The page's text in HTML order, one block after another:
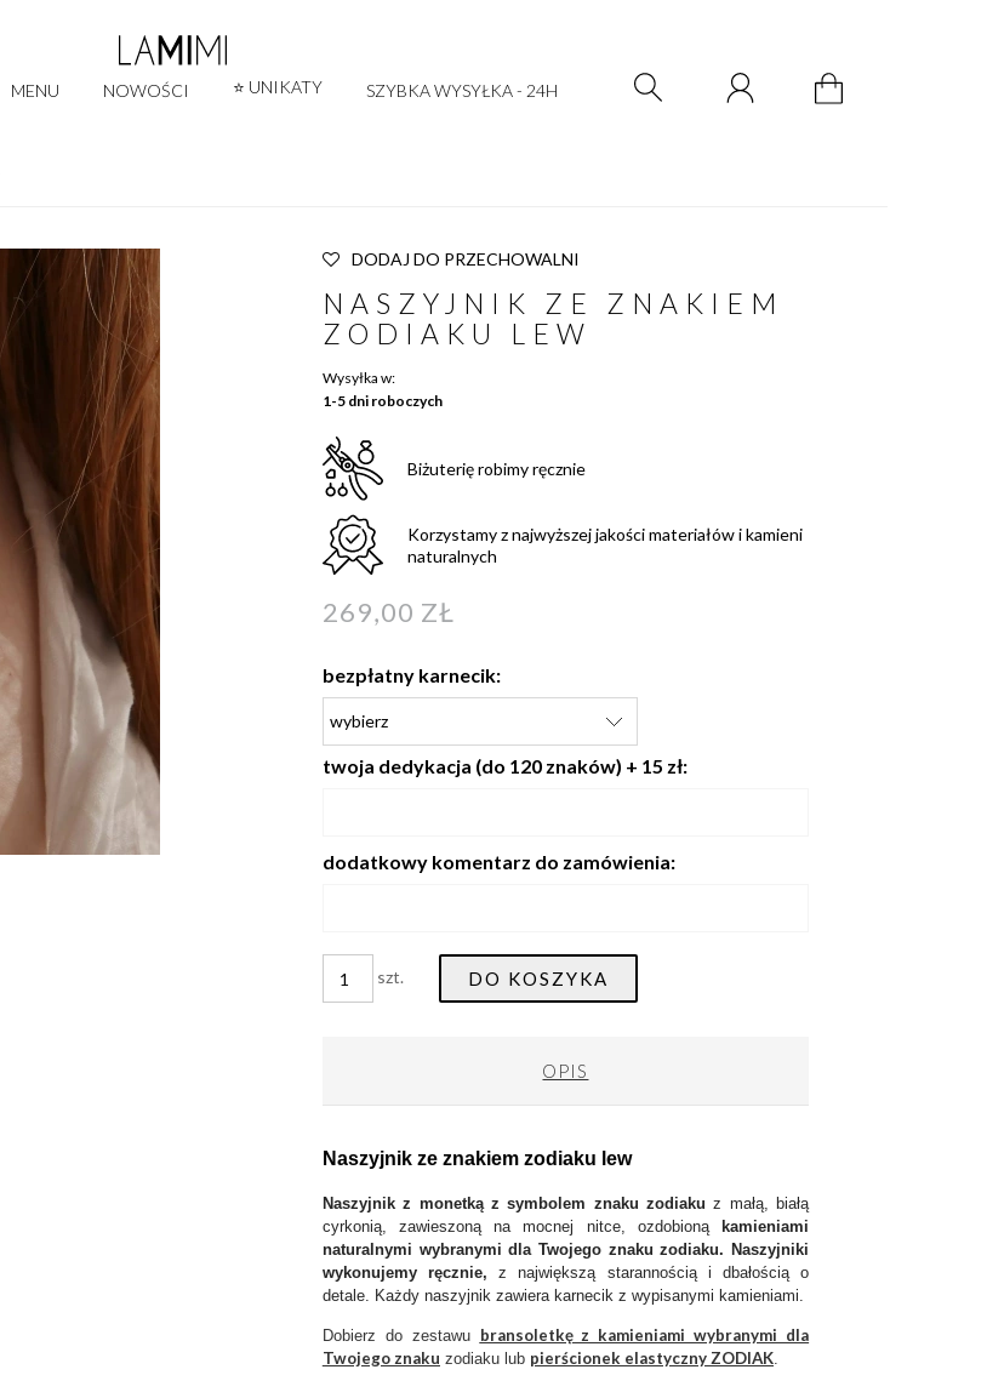
MENU NOWOŚCI ⭐ UNIKATY SZYBKA WYSYŁKA - 24H
DODAJ DO PRZECHOWALNI
NASZYJNIK ZE ZNAKIEM
ZODIAKU LEW
Wysyłka w:
1-5 dni roboczych
Biżuterię robimy ręcznie
Korzystamy z najwyższej jakości materiałów i kamieni
naturalnych
269,00 ZŁ
bezpłatny karnecik:
twoja dedykacja (do 120 znaków) + 15 zł:
dodatkowy komentarz do zamówienia:
szt. DO KOSZYKA
OPIS
Naszyjnik ze znakiem zodiaku lew
Naszyjnik z monetką z symbolem znaku zodiaku z małą, białą
cyrkonią, zawieszoną na mocnej nitce, ozdobioną
kamieniami
naturalnymi wybranymi dla Twojego znaku zodiaku. Naszyjniki
wykonujemy ręcznie,z największą starannością i dbałością o
detale. Każdy naszyjnik zawiera karnecik z wypisanymi kamieniami.
Dobierz do zestawu bransoletkę z kamieniami wybranymi dla
Twojego znaku zodiaku lub pierścionek elastyczny ZODIAK.